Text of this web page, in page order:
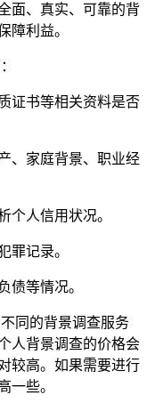
面、真实、可靠的背
障利益。
证书等相关资料是否
、家庭背景、职业经
个人信用状况。
罪记录。
债等情况。
同的背景调查服务
人背景调查的价格会
较高。如果需要进行
一些。